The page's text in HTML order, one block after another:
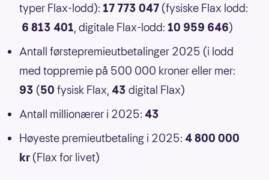
typer Flax-lodd): 17 773 047 (fysiske Flax lodd:
6 813 401, digitale Flax-lodd: 10 959 646)
Antall førstepremieutbetalinger 2025 (i lodd
med toppremie på 500 000 kroner eller mer:
93 (50 fysisk Flax, 43 digital Flax)
Antall millionærer i 2025: 43
Høyeste premieutbetaling i 2025: 4 800 000
kr (Flax for livet)